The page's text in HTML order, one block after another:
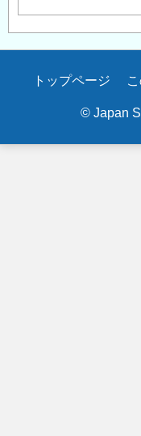
Secondary
トップページ
© Japan